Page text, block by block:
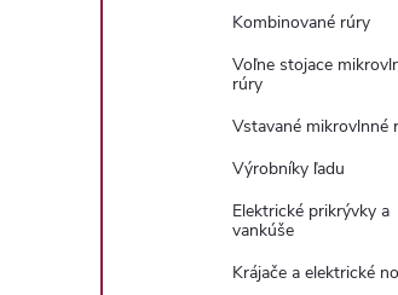
Kombinované rúry
Voľne stojace
rúry
Vstavané mikrovlnné
Výrobníky ľadu
Elektrické prikrývky a
vankúše
Krájače a elektrické